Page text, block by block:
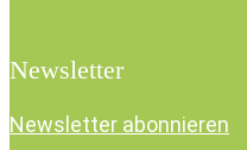
Newsletter
Newsletter abonnieren